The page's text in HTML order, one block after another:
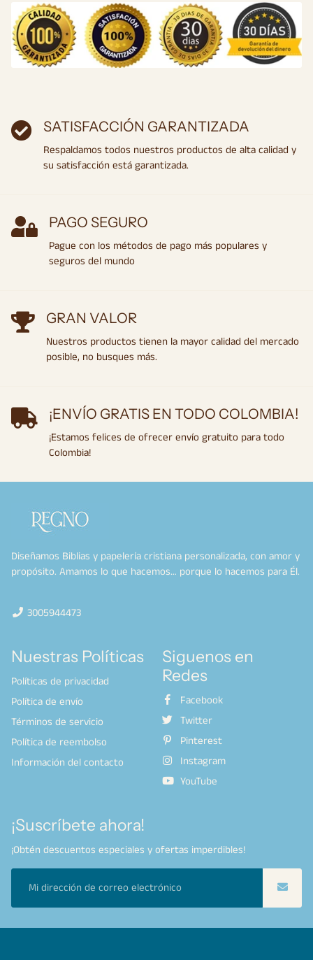
SATISFACCIÓN GARANTIZADA
Respaldamos todos nuestros productos de alta calidad y
su satisfacción está garantizada.
PAGO SEGURO
Pague con los métodos de pago más populares y
seguros del mundo
GRAN VALOR
Nuestros productos tienen la mayor calidad del mercado
posible, no busques más.
¡ENVÍO GRATIS EN TODO COLOMBIA!
¡Estamos felices de ofrecer envío gratuito para todo
Colombia!
Diseñamos Biblias y papelería cristiana personalizada, con amor y
propósito. Amamos lo que hacemos… porque lo hacemos para Él.
3005944473
Nuestras Políticas
Políticas de privacidad
Política de envío
Términos de servicio
Política de reembolso
Información del contacto
Siguenos en
Redes
Facebook
Twitter
Pinterest
Instagram
YouTube
¡Suscríbete ahora!
¡Obtén descuentos especiales y ofertas imperdibles!